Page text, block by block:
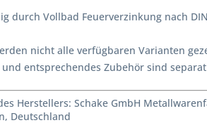
durch Vollbad Feuerverzinkung nach DIN
nicht alle verfügbaren Varianten
entsprechendes Zubehör sind
Herstellers: Schake GmbH
Deutschland